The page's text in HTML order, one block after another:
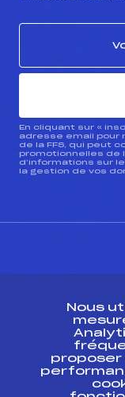
En cliquant sur «
adresse email pour
de la FFS, qui peut
promotionnelles de
d’informations sur
la gestion de vos
ESPACE
Ressources
Pass’Neige
Projet
Nous
proposer